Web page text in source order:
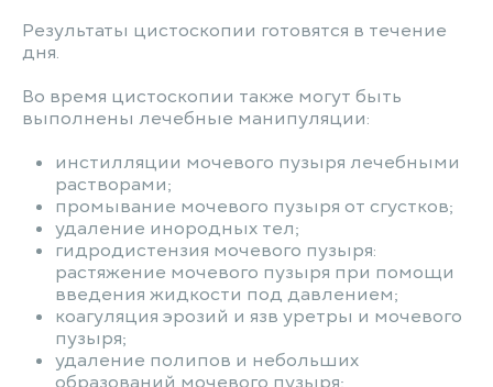
Результаты цистоскопии готовятся в течение
дня.
Во время цистоскопии также могут быть
выполнены лечебные манипуляции:
инстилляции мочевого пузыря лечебными
растворами;
промывание мочевого пузыря от сгустков;
удаление инородных тел;
гидродистензия мочевого пузыря:
растяжение мочевого пузыря при помощи
введения жидкости под давлением;
коагуляция эрозий и язв уретры и мочевого
пузыря;
удаление полипов и небольших